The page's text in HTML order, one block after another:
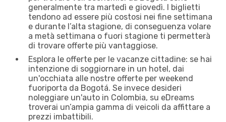
generalmente tra martedì e giovedì. I biglietti
tendono ad essere più costosi nei fine settimana
e durante l’alta stagione, di conseguenza volare
a metà settimana o fuori stagione ti permetterà
di trovare offerte più vantaggiose.
Esplora le offerte per le vacanze cittadine: se hai
intenzione di soggiornare in un hotel, dai
un'occhiata alle nostre offerte per weekend
fuoriporta da Bogotá. Se invece desideri
noleggiare un'auto in Colombia, su eDreams
troverai un’ampia gamma di veicoli da affittare a
prezzi imbattibili.